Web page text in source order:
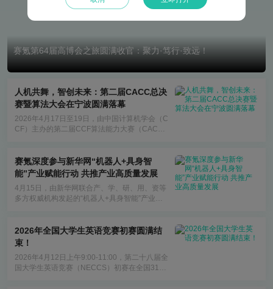
赛氪第64届高博会之旅圆满收官：聚力·笃行·致远！
人机共舞，智创未来：第二届CACC总决
赛暨算法大会在宁波圆满落幕
2026年4月17日至19日，由中国计算机学会（C
CF）主办的第二届CCF算法能力大赛（CAC
赛氪深度参与新华网“机器人+具身智
能”产业赋能行动 共推产业高质量发展
4月15日，由新华网联合产、学、研、用、资等
多方权威机构发起的“机器人+具身智能”产业赋
2026年全国大学生英语竞赛初赛圆满结
束！
2026年4月12日上午9:00-11:00，第二十八届全
国大学生英语竞赛（NECCS）初赛在全国31个